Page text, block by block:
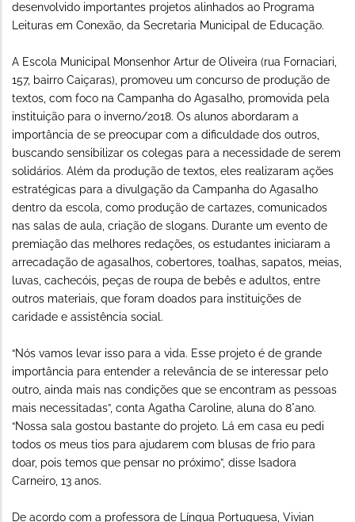
desenvolvido importantes projetos alinhados ao Programa
Leituras em Conexão, da Secretaria Municipal de Educação.
A Escola Municipal Monsenhor Artur de Oliveira (rua Fornaciari,
157, bairro Caiçaras), promoveu um concurso de produção de
textos, com foco na Campanha do Agasalho, promovida pela
instituição para o inverno/2018. Os alunos abordaram a
importância de se preocupar com a dificuldade dos outros,
buscando sensibilizar os colegas para a necessidade de serem
solidários. Além da produção de textos, eles realizaram ações
estratégicas para a divulgação da Campanha do Agasalho
dentro da escola, como produção de cartazes, comunicados
nas salas de aula, criação de slogans. Durante um evento de
premiação das melhores redações, os estudantes iniciaram a
arrecadação de agasalhos, cobertores, toalhas, sapatos, meias,
luvas, cachecóis, peças de roupa de bebês e adultos, entre
outros materiais, que foram doados para instituições de
caridade e assistência social.
“Nós vamos levar isso para a vida. Esse projeto é de grande
importância para entender a relevância de se interessar pelo
outro, ainda mais nas condições que se encontram as pessoas
mais necessitadas”, conta Agatha Caroline, aluna do 8°ano.
“Nossa sala gostou bastante do projeto. Lá em casa eu pedi
todos os meus tios para ajudarem com blusas de frio para
doar, pois temos que pensar no próximo”, disse Isadora
Carneiro, 13 anos.
De acordo com a professora de Língua Portuguesa, Vivian